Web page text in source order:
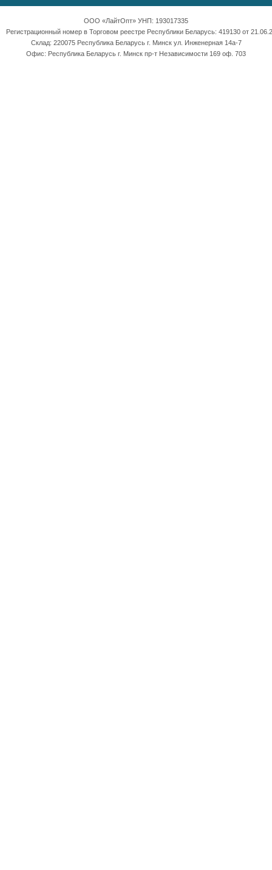
ООО «ЛайтОпт» УНП: 193017335
Регистрационный номер в Торговом реестре Республики Беларусь: 419130 от
Склад: 220075 Республика Беларусь г. Минск ул. Инженерная 14а-7
Офис: Республика Беларусь г. Минск пр-т Независимости 169 оф. 703